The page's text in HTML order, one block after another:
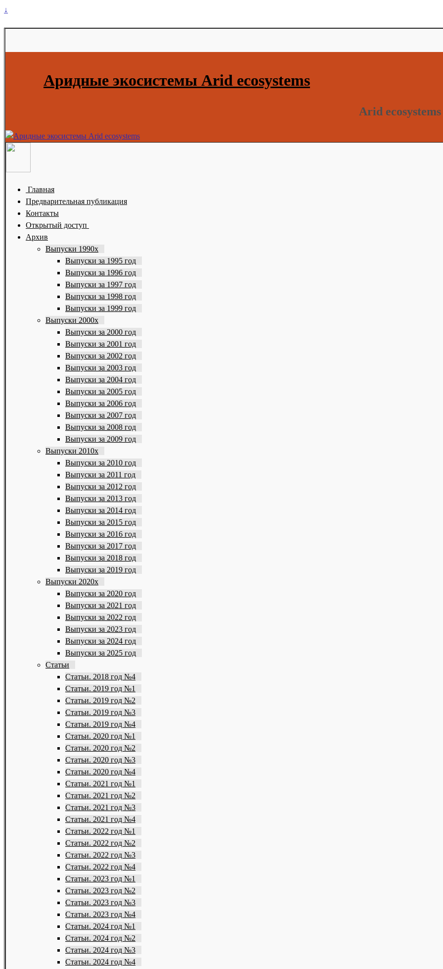
↓
Аридные экосистемы Arid ecosystems
Arid ecosystems
Главная
Предварительная публикация
Контакты
Открытый доступ
Архив
Выпуски 1990х
Выпуски за 1995 год
Выпуски за 1996 год
Выпуски за 1997 год
Выпуски за 1998 год
Выпуски за 1999 год
Выпуски 2000х
Выпуски за 2000 год
Выпуски за 2001 год
Выпуски за 2002 год
Выпуски за 2003 год
Выпуски за 2004 год
Выпуски за 2005 год
Выпуски за 2006 год
Выпуски за 2007 год
Выпуски за 2008 год
Выпуски за 2009 год
Выпуски 2010х
Выпуски за 2010 год
Выпуски за 2011 год
Выпуски за 2012 год
Выпуски за 2013 год
Выпуски за 2014 год
Выпуски за 2015 год
Выпуски за 2016 год
Выпуски за 2017 год
Выпуски за 2018 год
Выпуски за 2019 год
Выпуски 2020х
Выпуски за 2020 год
Выпуски за 2021 год
Выпуски за 2022 год
Выпуски за 2023 год
Выпуски за 2024 год
Выпуски за 2025 год
Статьи
Статьи. 2018 год №4
Статьи. 2019 год №1
Статьи. 2019 год №2
Статьи. 2019 год №3
Статьи. 2019 год №4
Статьи. 2020 год №1
Статьи. 2020 год №2
Статьи. 2020 год №3
Статьи. 2020 год №4
Статьи. 2021 год №1
Статьи. 2021 год №2
Статьи. 2021 год №3
Статьи. 2021 год №4
Статьи. 2022 год №1
Статьи. 2022 год №2
Статьи. 2022 год №3
Статьи. 2022 год №4
Статьи. 2023 год №1
Статьи. 2023 год №2
Статьи. 2023 год №3
Статьи. 2023 год №4
Статьи. 2024 год №1
Статьи. 2024 год №2
Статьи. 2024 год №3
Статьи. 2024 год №4